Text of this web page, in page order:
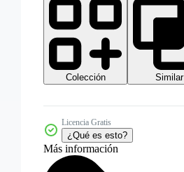
Colección
Similar
Licencia Gratis
¿Qué es esto?
Más información